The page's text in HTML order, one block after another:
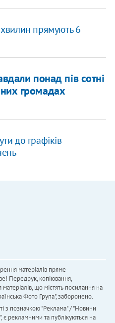
прямують 6
понад пів сотні
громадах
до графіків
матеріалів пряме
Передрук, копіювання,
що містять посилання на
Фото Група", заборонено.
з позначкою "Реклама" / "Новини
є рекламними та публікуються на